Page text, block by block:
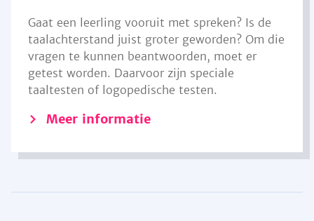
Gaat een leerling vooruit met spreken? Is de
taalachterstand juist groter geworden? Om die
vragen te kunnen beantwoorden, moet er
getest worden. Daarvoor zijn speciale
taaltesten of logopedische testen.
Meer informatie